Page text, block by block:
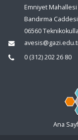
Emniyet Mahallesi
Bandırma
06560
0 (312) 202 26 80
Ana